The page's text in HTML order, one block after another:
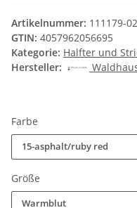
Artikelnummer: 111179-
GTIN: 4057962056695
Kategorie: Halfter und
Hersteller:
Farbe
15-asphalt/ruby red
Größe
Warmblut